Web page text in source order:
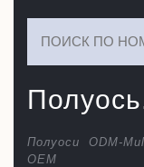
Полуоси ODM-
ОЕМ